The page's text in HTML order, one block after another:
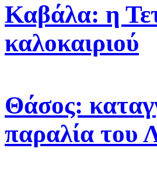
Καβάλα: η
καλοκαιριού
Θάσος:
παραλία του